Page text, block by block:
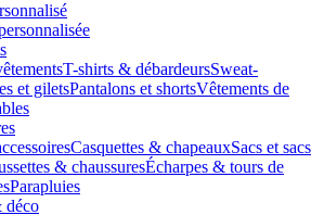
T-shirts & débardeursSweat-
et giletsPantalons et shortsVêtements de
Casquettes & chapeauxSacs et sacs
& chaussuresÉcharpes & tours de
Parapluies
déco